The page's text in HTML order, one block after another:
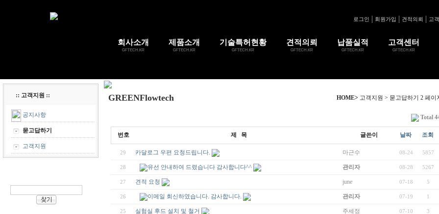
고
견적의뢰
회원가입
로그인
회사소개
GFTECH.KR
제품소개
GFTECH.KR
기술특허현황
GFTECH.KR
견적의뢰
GFTECH.KR
납품실적
GFTECH.KR
고객센터
GFTECH.KR
:: 고객지원 ::
공지사항
묻고답하기
고객지원
GREENFlowtech HOME> 고객지원 > 묻고답하기 2 페이
Total
번호 제 목 글쓴이 날짜 조회
29 카달로그 우편 요청드립니다. 마근수 08-24 5857
28 유선 안내하여 드렸습니다 감사합니다^^ 관리자 08-28 5267
27 견적 요청 june 07-18 5
26 이메일 회신하였습니다. 감사합니다. 관리자 07-19 1
25 실험실 후드 설치 및 철거 주세정 07-10 3